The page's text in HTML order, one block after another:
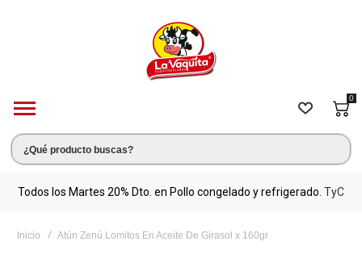
0
Todos los Martes 20% Dto. en Pollo congelado y refrigerado. TyC
Inicio Atún Zenú Lomitos En Aceite De Girasol x 160gr